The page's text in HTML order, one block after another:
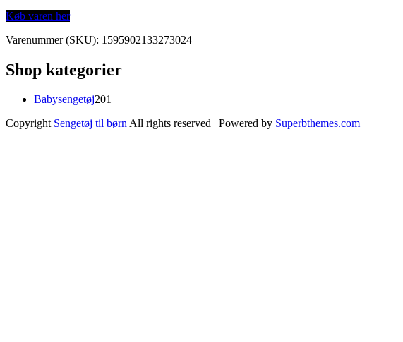
Køb varen her
Varenummer (SKU): 1595902133273024
Shop kategorier
Babysengetøj201
Copyright Sengetøj til børnAll rights reserved | Powered by Superbthemes.com